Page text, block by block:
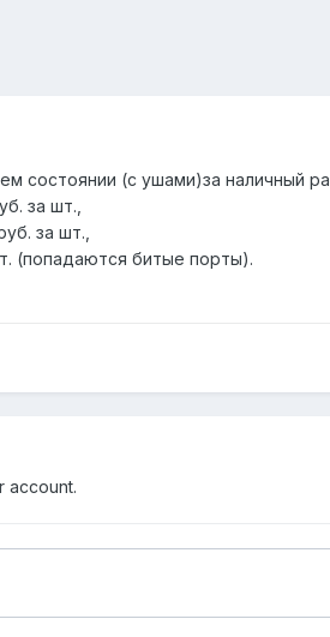
состоянии (с ушами)за наличный
за шт.,
за шт.,
(попадаются битые порты).
account.